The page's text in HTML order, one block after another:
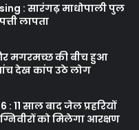
: सारंगढ़ माधोपाली पुल
लापता
मगरमच्छ की बीच हुआ
देख कांप उठे लोग
11 साल बाद जेल प्रहरियों
को मिलेगा आरक्षण